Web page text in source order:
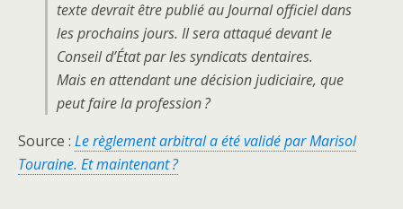
texte devrait être publié au Journal officiel dans
les prochains jours. Il sera attaqué devant le
Conseil d’État par les syndicats dentaires.
Mais en attendant une décision judiciaire, que
peut faire la profession ?
Source : Le règlement arbitral a été validé par Marisol
Touraine. Et maintenant ?